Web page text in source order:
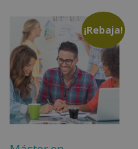
¡Rebaja!